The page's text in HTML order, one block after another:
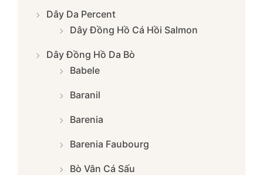
Dây Da Percent
Dây Đồng Hồ Cá Hồi Salmon
Dây Đồng Hồ Da Bò
Babele
Baranil
Barenia
Barenia Faubourg
Bò Vân Cá Sấu